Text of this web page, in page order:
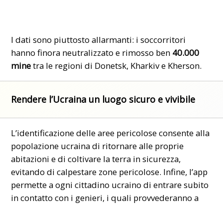
I dati sono piuttosto allarmanti: i soccorritori
hanno finora neutralizzato e rimosso ben 40.000
minetra le regioni di Donetsk, Kharkiv e Kherson.
Rendere l’Ucraina un luogo sicuro e vivibile
L’identificazione delle aree pericolose consente alla
popolazione ucraina di ritornare alle proprie
abitazioni e di coltivare la terra in sicurezza,
evitando di calpestare zone pericolose. Infine, l’app
permette a ogni cittadino ucraino di entrare subito
in contatto con i genieri, i quali provvederanno a